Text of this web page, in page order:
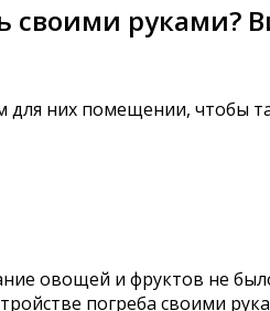
своими руками?
них помещении, чтобы
овощей и фруктов не
погреба своими